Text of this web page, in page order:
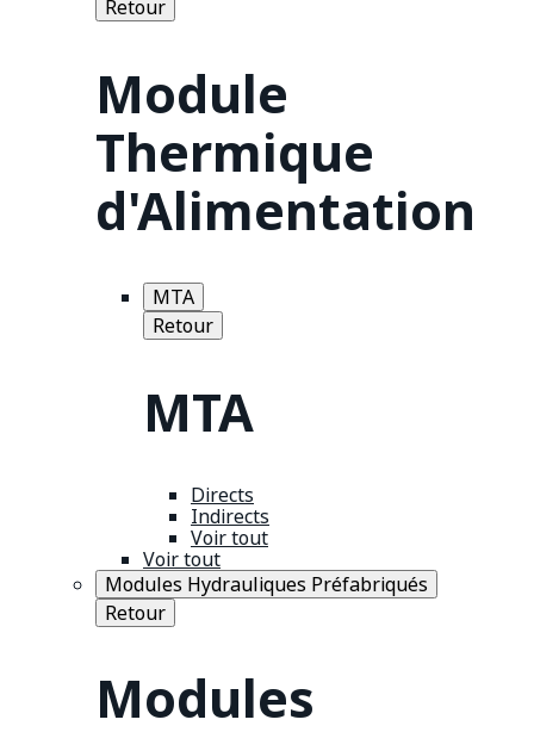
Retour
Module
Thermique
d'Alimentation
MTA
Retour
MTA
Directs
Indirects
Voir tout
Voir tout
Modules Hydrauliques Préfabriqués
Retour
Modules